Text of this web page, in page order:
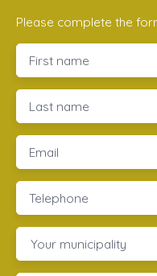
Please complete the
First name
Last name
Email
Telephone
Your municipality